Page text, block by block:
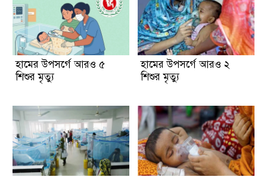
হামের উপসর্গে আরও ৫
শিশুর মৃত্যু
হামের উপসর্গে আরও ২
শিশুর মৃত্যু